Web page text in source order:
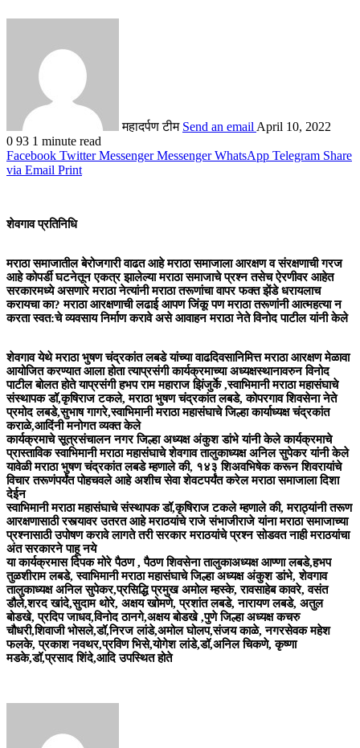
महादर्पण टीम Send an email April 10, 2022
0 93 1 minute read
Facebook Twitter Messenger Messenger WhatsApp Telegram Share
via Email Print
शेवगाव प्रतिनिधि
मराठा समाजातील बेरोजगारी वाढत आहे मराठा समाजाला आरक्षण व संरक्षणाची गरज
आहे कोपर्डी घटनेतून एकत्र झालेल्या मराठा समाजाचे प्रश्न तसेच ऐरणीवर आहेत
सरकारमध्ये असणारे मराठा नेत्यांनी मराठा तरूणांचा वापर फक्त झेंडे धरायलाच
करायचा का? मराठा आरक्षणाची लढाई आपण जिंकू पण मराठा तरूणांनी आत्महत्या न
करता स्वत:चे व्यवसाय निर्माण करावे असे आवाहन मराठा नेते विनोद पाटील यांनी केले
शेवगाव येथे मराठा भुषण चंद्रकांत लबडे यांच्या वाढदिवसानिमित्त मराठा आरक्षण मेळावा
आयोजित करण्यात आला होता त्याप्रसंगी कार्यक्रमाच्या अध्यक्षस्थानावरुन विनोद
पाटील बोलत होते याप्रसंगी हभप राम महाराज झिंजुर्के ,स्वाभिमानी मराठा महासंघाचे
संस्थापक डॉ,कृषिराज टकले, मराठा भुषण चंद्रकांत लबडे, कोपरगाव शिवसेना नेते
प्रमोद लबडे,सुभाष गागरे,स्वाभिमानी मराठा महासंघाचे जिल्हा कार्याध्यक्ष चंद्रकांत
कराळे,आदिंनी मनोगत व्यक्त केले
कार्यक्रमाचे सूत्रसंचालन नगर जिल्हा अध्यक्ष अंकुश डांभे यांनी केले कार्यक्रमाचे
प्रास्ताविक स्वाभिमानी मराठा महासंघाचे शेवगाव तालुकाध्यक्ष अनिल सुपेकर यांनी केले
यावेळी मराठा भुषण चंद्रकांत लबडे म्हणाले की, १४३ शिअवभिषेक करून शिवरायांचे
विचार तरूणंपर्यंत पोहचवले आहे अशीच सेवा शेवटपर्यंत करेल मराठा समाजाला दिशा
देईन
स्वाभिमानी मराठा महासंघाचे संस्थापक डॉ,कृषिराज टकले म्हणाले की, मराठ्यांनी तरूण
आरक्षणासाठी रस्त्यावर उतरत आहे मराठयांचे राजे संभाजीराजे यांना मराठा समाजाच्या
प्रश्नासाठी उपोषण करावे लागते तरी सरकार मराठयांचे प्रश्न सोडवत नाही मराठयांचा
अंत सरकारने पाहू नये
या कार्यक्रमास दिपक मोरे पैठण , पैठण शिवसेना तालुकाअध्यक्ष आण्णा लबडे,हभप
तुळशीराम लबडे, स्वाभिमानी मराठा महासंघाचे जिल्हा अध्यक्ष अंकुश डांभे, शेवगाव
तालुकाध्यक्ष अनिल सुपेकर,प्रसिद्धि प्रमुख अमोल म्हस्के, रावसाहेब कावरे, वसंत
डौले,शरद खांदे,सुदाम थोरे, अक्षय खोमणे, प्रशांत लबडे, नारायण लबडे, अतुल
बोडखे, प्रदिप जाधव,विनोद ठानगे,अक्षय बोडखे ,पुणे जिल्हा अध्यक्ष कचरु
चौधरी,शिवाजी भोसले,डॉ,निरज लांडे,अमोल घोलप,संजय काळे, नगरसेवक महेश
फलके, प्रकाश नवथर,प्रविण भिसे,योगेश लांडे,डॉ,अनिल चिकणे, कृष्णा
मडके,डॉ,प्रसाद शिंदे,आदि उपस्थित होते